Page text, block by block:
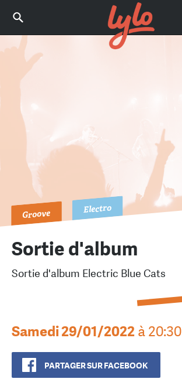
Groove Electro
Sortie d'album
Sortie d'album Electric Blue Cats
Samedi 29/01/2022 à 20:30
PARTAGER SUR FACEBOOK